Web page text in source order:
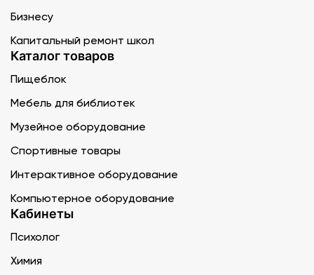
Бизнесу
Капитальный ремонт школ
Каталог товаров
Пищеблок
Мебель для библиотек
Музейное оборудование
Спортивные товары
Интерактивное оборудование
Компьютерное оборудование
Кабинеты
Психолог
Химия